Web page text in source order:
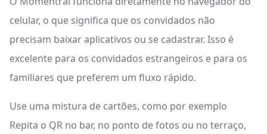
celular, o que significa que os convidados não
precisam baixar aplicativos ou se cadastrar. Isso é
excelente para os convidados estrangeiros e para os
familiares que preferem um fluxo rápido.
Use uma mistura de cartões, como por exemplo
Repita o QR no bar, no ponto de fotos ou no terraço,